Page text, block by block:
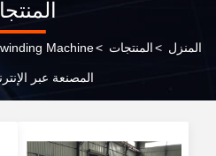
المنزل >المنتجات >
المصنعة عبر